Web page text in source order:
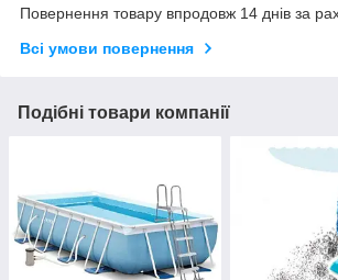
Повернення товару впродовж 14 днів за
Всі умови повернення
Подібні товари компанії